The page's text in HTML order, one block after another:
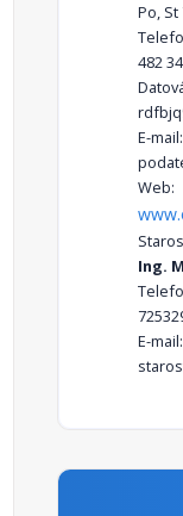
Po, St
482
E-mail:
Web:
Ing.
E-mail: